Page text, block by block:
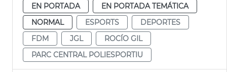
EN PORTADA
EN PORTADA TEMÁTICA
NORMAL
ESPORTS
DEPORTES
FDM
JGL
ROCÍO GIL
PARC CENTRAL POLIESPORTIU